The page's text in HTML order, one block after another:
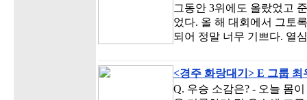
그동안 3위에도 올랐었고
었다. 올 해 대회에서 그토
되어 정말 너무 기쁘다. 열
<경주 화랑대기> E 그룹
Q. 우승 소감은? - 오늘 몸